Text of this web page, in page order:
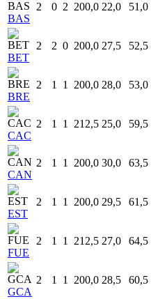
BAS
2 0 2 200,0 22,0 51,0
BET
2 2 0 200,0 27,5 52,5
BRE
2 1 1 200,0 28,0 53,0
CAC
2 1 1 212,5 25,0 59,5
CAN
2 1 1 200,0 30,0 63,5
EST
2 1 1 200,0 29,5 61,5
FUE
2 1 1 212,5 27,0 64,5
GCA
2 1 1 200,0 28,5 60,5